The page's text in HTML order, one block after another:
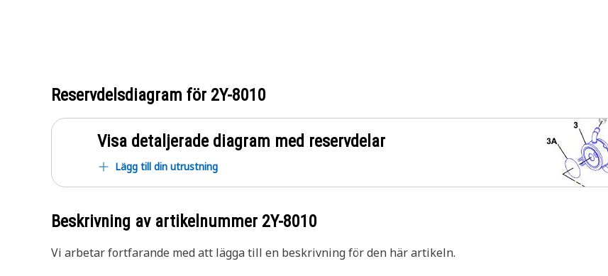
Reservdelsdiagram för 2Y-8010
Visa detaljerade diagram med reservdelar
Lägg till din utrustning
Beskrivning av artikelnummer 2Y-8010
Vi arbetar fortfarande med att lägga till en beskrivning för den här artikeln.